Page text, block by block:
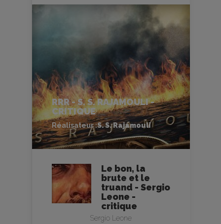
RRR - S. S. RAJAMOULI -
CRITIQUE
Réalisateur :S. S. Rajamouli
Le bon, la
brute et le
truand - Sergio
Leone -
critique
Sergio Leone